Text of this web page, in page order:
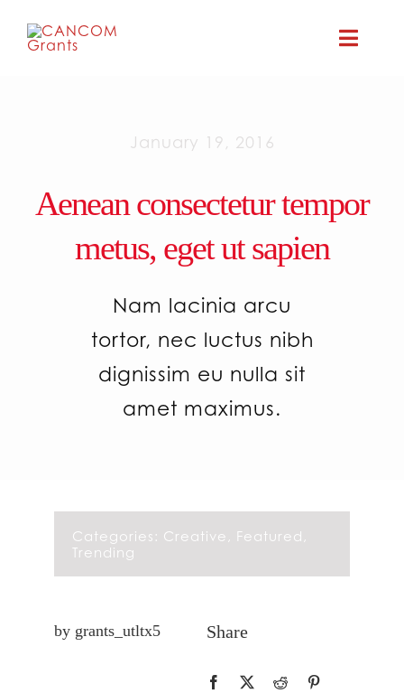
content
Toggle
January 19, 2016
Aenean consectetur tempor
metus, eget ut sapien
Nam lacinia arcu
tortor, nec luctus nibh
dignissim eu nulla sit
amet maximus.
Categories: Creative , Featured ,
Trending
by grants_utltx5 Share